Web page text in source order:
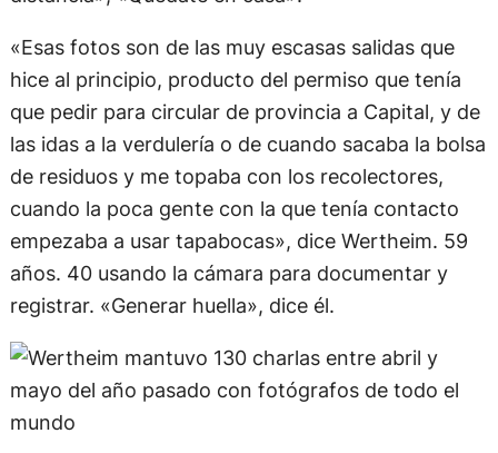
«Esas fotos son de las muy escasas salidas que
hice al principio, producto del permiso que tenía
que pedir para circular de provincia a Capital, y de
las idas a la verdulería o de cuando sacaba la bolsa
de residuos y me topaba con los recolectores,
cuando la poca gente con la que tenía contacto
empezaba a usar tapabocas», dice Wertheim. 59
años. 40 usando la cámara para documentar y
registrar. «Generar huella», dice él.